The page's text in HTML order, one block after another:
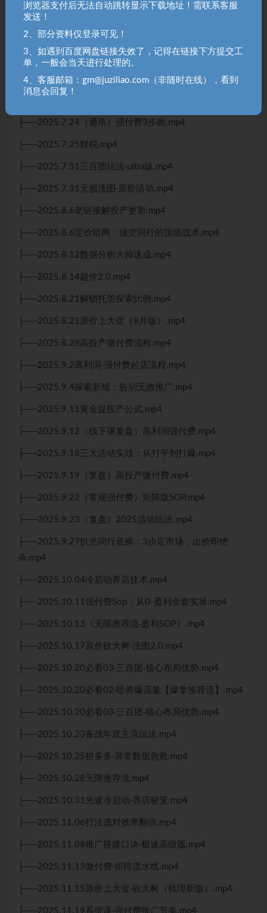
├──2025.7.2低成本入池3大妙招.mp4
├──2025.7.3超级铺货2025（通用版）.mp4
├──2025.7.10七月综合打法.mp4
├──2025.7.15拼多多·2025暴力起店手册.mp4
├──2025.7.24（通杀）强付费3步曲.mp4
├──2025.7.25财税.mp4
├──2025.7.31三百团玩法·ultra版.mp4
├──2025.7.31无损洗图·原价活动.mp4
├──2025.8.6老链接解投产更新.mp4
├──2025.8.6定价暗网：做空同行的顶级战术.mp4
├──2025.8.12数据分析大师速成.mp4
├──2025.8.14超价2.0.mp4
├──2025.8.21解锁托管探索比例.mp4
├──2025.8.21原价上大促（8月版）.mp4
├──2025.8.28高投产微付费流程.mp4
├──2025.9.2高利润·强付费起店流程.mp4
├──2025.9.4探索新规：告别无效推广.mp4
├──2025.9.11黄金提投产公式.mp4
├──2025.9.12（线下课复盘）高利润强付费.mp4
├──2025.9.18三大活动实战：从打平到打爆.mp4
├──2025.9.19（复盘）高投产微付费.mp4
├──2025.9.22（常规强付费）矩阵版SOP.mp4
├──2025.9.23（复盘）2025活动玩法.mp4
├──2025.9.27扒光同行底裤：3步定市场，出价即绝
杀.mp4
├──2025.10.04冷启动养店技术.mp4
├──2025.10.11强付费Sop：从0-盈利全套实操.mp4
├──2025.10.13《无限推荐流·盈利SOP》.mp4
├──2025.10.17原价砍大树·洗图2.0.mp4
├──2025.10.20必看03·三百团·核心布局优势.mp4
├──2025.10.20必看02·暗券爆流量【爆拿推荐流】.mp4
├──2025.10.20必看03·三百团·核心布局优势.mp4
├──2025.10.23备战年底主流玩法.mp4
├──2025.10.25拼多多·异常数据急救.mp4
├──2025.10.28无限推荐流.mp4
├──2025.10.31光速冷启动·养店秘笈.mp4
├──2025.11.06打法选对效率翻倍.mp4
├──2025.11.08推广搭建口诀·极速高级版.mp4
├──2025.11.13微付费·矩阵流水线.mp4
├──2025.11.15原价上大促·砍大树（梳理新版）.mp4
├──2025.11.19系统课·强付费推广节奏.mp4
浏览器支付后无法自动跳转显示下载地址！需联系客服
发送！
2、部分资料仅登录可见！
3、如遇到百度网盘链接失效了，记得在链接下方提交工
单，一般会当天进行处理的。
4、客服邮箱：gm@juziliao.com（非随时在线），看到
消息会回复！